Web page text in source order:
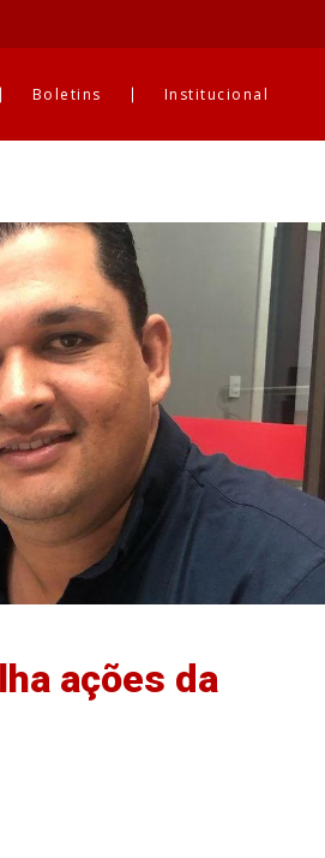
Boletins Institucional
ações da